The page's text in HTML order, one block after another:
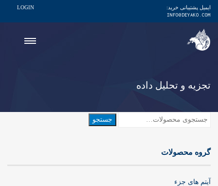
ایمیل پشتیبانی خرید:
INFO@DEYAKO.COM
LOGIN
تجزیه و تحلیل داده
جستجو
گروه محصولات
آیتم های جزء